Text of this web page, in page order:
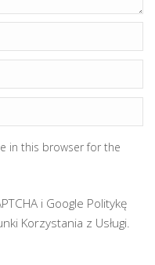
in this browser for the
i Google Politykę
Korzystania z Usługi